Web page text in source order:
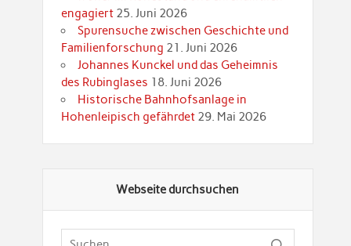
engagiert 25. Juni 2026
Spurensuche zwischen Geschichte und
Familienforschung 21. Juni 2026
Johannes Kunckel und das Geheimnis
des Rubinglases 18. Juni 2026
Historische Bahnhofsanlage in
Hohenleipisch gefährdet 29. Mai 2026
Webseite durchsuchen